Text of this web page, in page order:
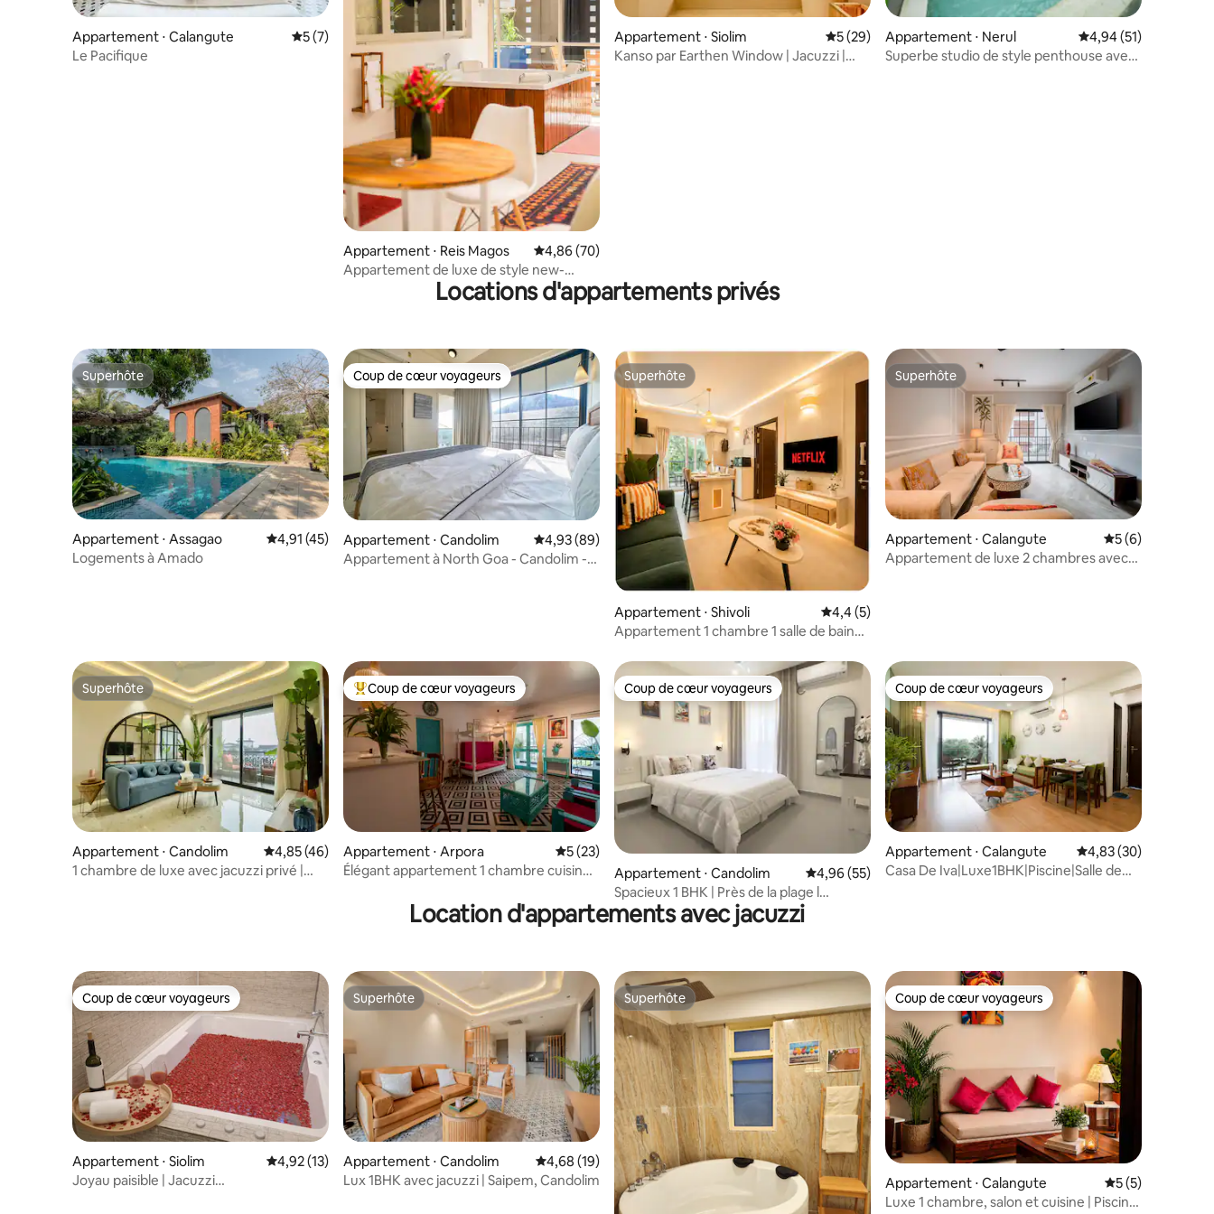
Appartement ⋅ Calangute Évaluation moyenne sur la base de 7 commentaires : 5 sur 5
5 (7)
Le Pacifique
Appartement ⋅ Reis Magos Évaluation moyenne sur la base de 70 commentaires : 4,86 sur 5
4,86 (70)
Appartement de luxe de style new-
yorkais avec jacuzzi privé
Appartement ⋅ Siolim Évaluation moyenne sur la base de 29 commentaires : 5 sur 5
5 (29)
Kanso par Earthen Window | Jacuzzi |
Appartement ⋅ Nerul Évaluation moyenne
4,94 (51)
Superbe studio de style penthouse avec
Locations d'appartements privés
Superhôte
Superhôte
Appartement ⋅ Assagao Évaluation moyenne sur la base de 45 commentaires : 4,91 sur 5
4,91 (45)
Logements à Amado
Coup de cœur voyageurs
Coup de cœur voyageurs
Appartement ⋅ Candolim Évaluation moyenne sur la base de 89 commentaires : 4,93 sur 5
4,93 (89)
Appartement à North Goa - Candolim -
Superhôte
Superhôte
Appartement ⋅ Shivoli Évaluation moyenne sur la base de 5 commentaires : 4,4 sur 5
4,4 (5)
Appartement 1 chambre 1 salle de bain
Morjim
Superhôte
Superhôte
Appartement ⋅ Calangute Évaluation
5 (6)
Appartement de luxe 2 chambres avec
Superhôte
Superhôte
Appartement ⋅ Candolim Évaluation moyenne sur la base de 46 commentaires : 4,85 sur 5
4,85 (46)
1 chambre de luxe avec jacuzzi privé |
Coups de cœur voyageurs les plus appréciés
Coup de cœur voyageurs
Appartement ⋅ Arpora Évaluation moyenne sur la base de 23 commentaires : 5 sur 5
5 (23)
Élégant appartement 1 chambre cuisine
Coup de cœur voyageurs
Coup de cœur voyageurs
Appartement ⋅ Candolim Évaluation moyenne sur la base de 55 commentaires : 4,96 sur 5
4,96 (55)
Spacieux 1 BHK | Près de la plage l
Candolim | Nord de Goa
Coup de cœur voyageurs
Coup de cœur voyageurs
Appartement ⋅ Calangute Évaluation moyenne
4,83 (30)
Casa De Iva|Luxe1BHK|Piscine|Salle de
Location d'appartements avec jacuzzi
Coup de cœur voyageurs
Coup de cœur voyageurs
Appartement ⋅ Siolim Évaluation moyenne sur la base de 13 commentaires : 4,92 sur 5
4,92 (13)
Joyau paisible | Jacuzzi
Superhôte
Superhôte
Appartement ⋅ Candolim Évaluation moyenne sur la base de 19 commentaires : 4,68 sur 5
4,68 (19)
Lux 1BHK avec jacuzzi | Saipem, Candolim
Superhôte
Superhôte Coup de cœur voyageurs
Coup de cœur voyageurs
Appartement ⋅ Calangute Évaluation
5 (5)
Luxe 1 chambre, salon et cuisine | Piscine,